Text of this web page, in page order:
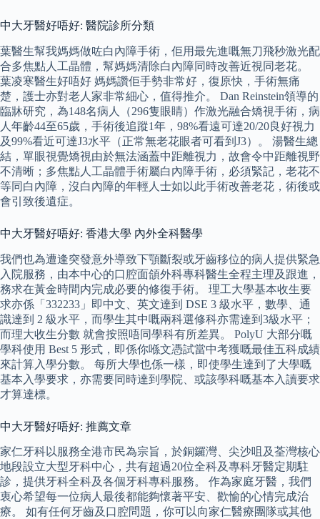
中大牙醫好唔好: 醫院診所分類
葉醫生幫我媽媽做咗白內障手術，佢用最先進嘅無刀飛秒激光配
合多焦點人工晶體，幫媽媽清除白內障同時改善近視同老花。
葉凌寒醫生好唔好 媽媽讚佢手勢非常好，復原快，手術無痛
楚，護士亦對老人家非常細心，值得推介。 Dan Reinstein領導的
臨牀研究，為148名病人（296隻眼睛）作激光融合矯視手術，病
人年齡44至65歲，手術後追蹤1年，98%看遠可達20/20良好視力
及99%看近可達J3水平（正常無老花眼者可看到J3）。 湯醫生總
結，單眼視覺矯視由於無法涵蓋中距離視力，故會令中距離視野
不清晰；多焦點人工晶體手術屬白內障手術，必須緊記，老花不
等同白內障，沒白內障的年輕人士如以此手術改善老花，術後或
會引致後遺症。
中大牙醫好唔好: 香港大學 內外全科醫學
我們也為遭逢突發意外導致下顎斷裂或牙齒移位的病人提供緊急
入院服務，由本中心的口腔面頜外科專科醫生全程主理及跟進，
務求在黃金時間内完成必要的修復手術。 理工大學基本收生要
求亦係「332233」即中文、英文達到 DSE 3 級水平，數學、通
識達到 2 級水平，而學生其中嘅兩科選修科亦需達到3級水平；
而理大收生分數 就會按照唔同學科有所差異。 PolyU 大部分嘅
學科使用 Best 5 形式，即係你喺文憑試當中考獲嘅最佳五科成績
來計算入學分數。 每所大學也係一樣，即使學生達到了大學嘅
基本入學要求，亦需要同時達到學院、或該學科嘅基本入讀要求
才算達標。
中大牙醫好唔好: 推薦文章
家仁牙科以服務全港市民為宗旨，於銅鑼灣、尖沙咀及荃灣核心
地段設立大型牙科中心，共有超過20位全科及專科牙醫定期駐
診，提供牙科全科及各個牙科專科服務。 作為家庭牙醫，我們
衷心希望每一位病人最後都能夠懷著平安、歡愉的心情完成治
療。 如有任何牙齒及口腔問題，你可以向家仁醫療團隊或其他